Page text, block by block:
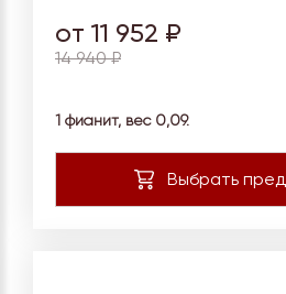
от 11 952 ₽
14 940 ₽
1 фианит, вес 0,09.